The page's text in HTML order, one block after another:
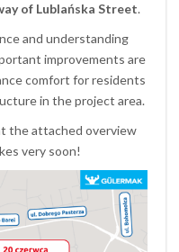
of Lublańska Street.
and understanding
improvements are
comfort for residents
in the project area.
the attached overview
very soon!